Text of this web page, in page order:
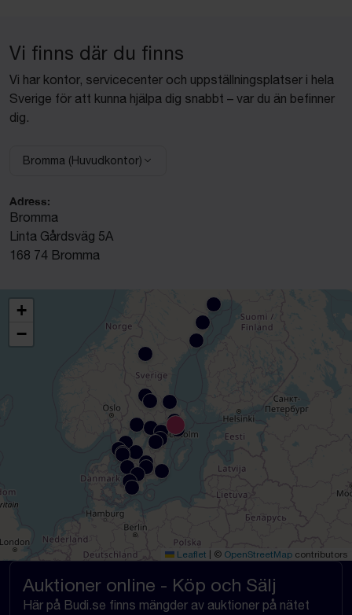
Vi finns där du finns
Vi har kontor, servicecenter och uppställningsplatser i hela
Sverige för att kunna hjälpa dig snabbt – var du än befinner
dig.
Välj anläggning:
Bromma (Huvudkontor)
Adress:
Bromma
Linta Gårdsväg 5A
168 74 Bromma
+
−
Leaflet | © OpenStreetMap contributors
Auktioner online - Köp och Sälj
Här på Budi.se finns mängder av auktioner på nätet